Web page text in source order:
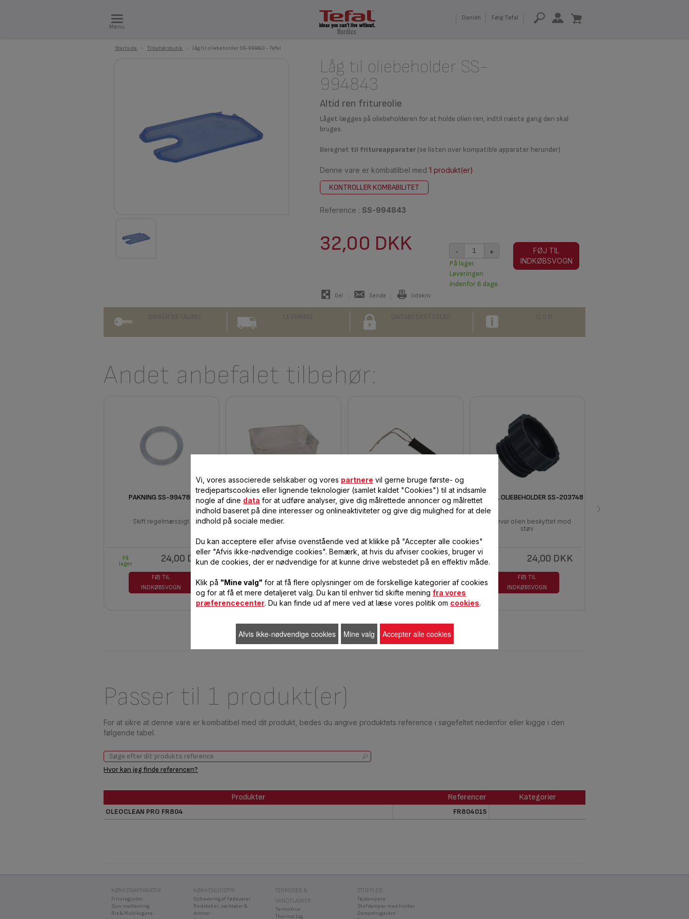
Menu
Danish Følg Tefal
Startside Tilbehørsbutik Låg til oliebeholder SS-994843 - Tefal
Låg til oliebeholder SS-
994843
Altid ren fritureolie
Låget lægges på oliebeholderen for at holde olien ren, indtil næste gang den skal
bruges.
Beregnet til fritureapparater (se listen over kompatible apparater herunder)
Denne vare er kombatilbel med 1 produkt(er)
KONTROLLER KOMBABILITET
Reference : SS-994843
32,00 DKK - +
På lager.
Leveringen
indenfor 6 dage.
FØJ TIL
INDKØBSVOGN
Del Sende Udskriv
Andet anbefalet tilbehør:
PAKNING SS-994780
Skift regelmæssigt
24,00 DKK
På
lager
FØJ TIL
INDKØBSVOGN
STEGEKURV SS-994739
Lad dine pommes frites
70,00 DKK
lager
INDKØBSVOGN
HÅNDTAG PÅ STEGEKURV SS-
994740
32,00 DKK
På
lager
INDKØBSVOGN
PROP TIL OLIEBEHOLDER SS-203748
Opbevar olien beskyttet mod
støv
24,00 DKK
lager
FØJ TIL
INDKØBSVOGN
›
Passer til 1 produkt(er)
For at sikre at denne vare er kombatibel med dit produkt, bedes du angive produktets reference i søgefeltet nedenfor eller kigge i den
følgende tabel.
Hvor kan jeg finde referencen?
Produkter Referencer
Kategorier
Referencer
OLEOCLEAN PRO FR804 FR804015
KØKKENAPPARATER
Frituregryder
Sjov madlavning
Ris & Multikogere
KØKKENUDSTYR
Opbevaring af fødevarer
Redskaber, værktøjer &
dimser
TERMOSER &
VANDFLASKER
Termokrus
Thermal Jug
STOFPLEJE
Tøjdampere
Stofdamper med holder
Dampstrygejern
Vi, vores associerede selskaber og vores partnere vil gerne bruge første- og
tredjepartscookies eller lignende teknologier (samlet kaldet "Cookies") til at indsamle
nogle af dine data for at udføre analyser, give dig målrettede annoncer og målrettet
indhold baseret på dine interesser og onlineaktiviteter og give dig mulighed for at dele
indhold på sociale medier.
Du kan acceptere eller afvise ovenstående ved at klikke på "Accepter alle cookies"
eller "Afvis ikke-nødvendige cookies". Bemærk, at hvis du afviser cookies, bruger vi
kun de cookies, der er nødvendige for at kunne drive webstedet på en effektiv måde.
Klik på "Mine valg" for at få flere oplysninger om de forskellige kategorier af cookies
og for at få et mere detaljeret valg. Du kan til enhver tid skifte mening fra vores
præferencecenter. Du kan finde ud af mere ved at læse vores politik om cookies.
Afvis ikke-nødvendige cookies Mine valg Accepter alle cookies